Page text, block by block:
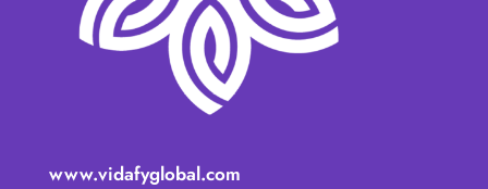
www.vidafyglobal.com